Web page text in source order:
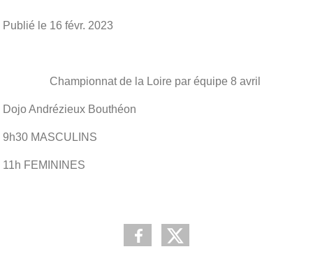
Publié le 16 févr. 2023
Championnat de la Loire par équipe 8 avril
Dojo Andrézieux Bouthéon
9h30 MASCULINS
11h FEMININES